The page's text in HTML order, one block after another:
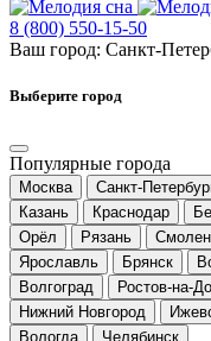
8 (800) 550-15-50
Ваш город: Санкт-
Выберите город
Популярные города
Москва Санкт-
Казань
Краснодар
Орёл
Рязань
Ярославль
Брянск
Волгоград
Ростов-на-
Нижний Новгород
Вологда
Челябинск